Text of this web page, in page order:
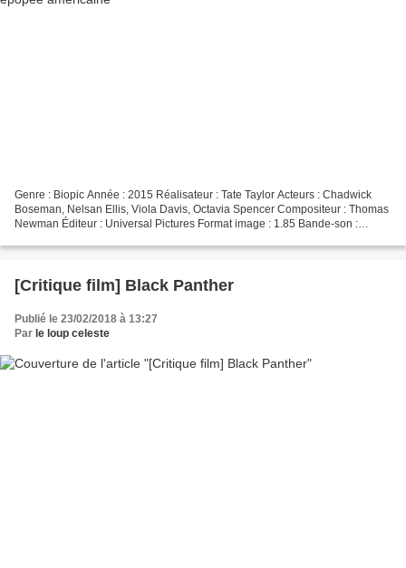
Genre : Biopic Année : 2015 Réalisateur : Tate Taylor Acteurs : Chadwick
Boseman, Nelsan Ellis, Viola Davis, Octavia Spencer Compositeur : Thomas
Newman Éditeur : Universal Pictures Format image : 1.85 Bande-son :
[Critique film] Black Panther
Publié le 23/02/2018 à 13:27
Par le loup celeste